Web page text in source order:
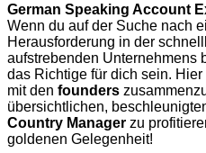
German Speaking Account
Wenn du auf der Suche nach
Herausforderung in der
aufstrebenden Unternehmens
das Richtige für dich sein.
mit den founders
übersichtlichen,
Country Manager zu
goldenen Gelegenheit!